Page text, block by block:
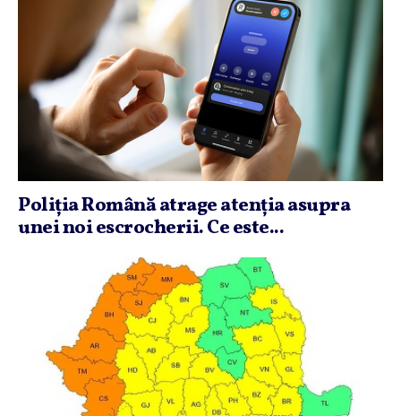
Poliţia Română atrage atenţia asupra
unei noi escrocherii. Ce este...